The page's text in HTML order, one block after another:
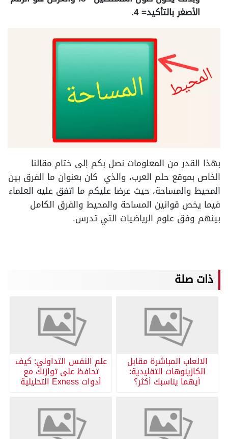
الأصغر بالتأكيد= 4.
بهذا القدر من المعلومات نصل بكم إلى ختام مقالنا
الخاص بموقع حلم العرب، والذي كان بعنوان ما الفرق بين
المحيط والمساحة، حيث عرضا عليكم ما اتفق عليه العلماء
فيما يخص قوانين المساحة والمحيط والفرق الكامل
بينهم وفق علوم الرياضيات التي تدرس.
ذات صلة
الالعاب المباشرة مقابل
الكازينوهات التقليدية:
أيهما يناسبك أكثر؟
علم النفس التداولي: كيف
تحافظ على توازنك مع
أدوات Exness التحليلية